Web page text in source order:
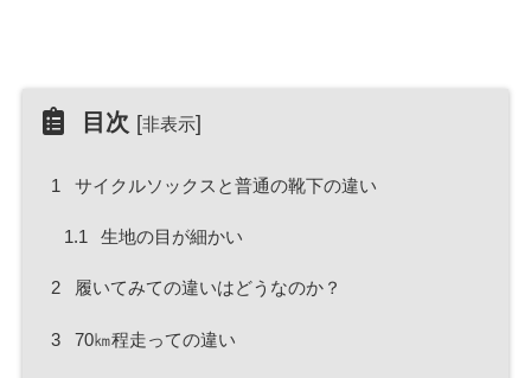
目次 [非表示]
1 サイクルソックスと普通の靴下の違い
1.1 生地の目が細かい
2 履いてみての違いはどうなのか？
3 70㎞程走っての違い